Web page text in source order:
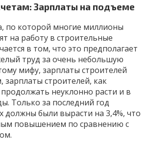
Зарплаты на подъеме
по которой многие миллионы
на работу в строительные
в том, что это предполагает
труд за очень небольшую
мифу, зарплаты строителей
зарплаты строителей, как
неуклонно расти и в
Только за последний год
должны были вырасти на 3,4%, что
повышением по сравнению с